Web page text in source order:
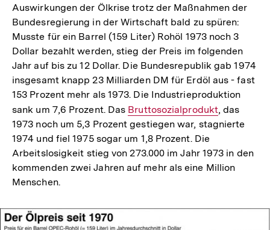
Auswirkungen der Ölkrise trotz der Maßnahmen der
Bundesregierung in der Wirtschaft bald zu spüren:
Musste für ein Barrel (159 Liter) Rohöl 1973 noch 3
Dollar bezahlt werden, stieg der Preis im folgenden
Jahr auf bis zu 12 Dollar. Die Bundesrepublik gab 1974
insgesamt knapp 23 Milliarden DM für Erdöl aus - fast
153 Prozent mehr als 1973. Die Industrieproduktion
sank um 7,6 Prozent. Das Interner
Link:
Bruttosozialprodukt, das
1973 noch um 5,3 Prozent gestiegen war, stagnierte
1974 und fiel 1975 sogar um 1,8 Prozent. Die
Arbeitslosigkeit stieg von 273.000 im Jahr 1973 in den
kommenden zwei Jahren auf mehr als eine Million
Menschen.